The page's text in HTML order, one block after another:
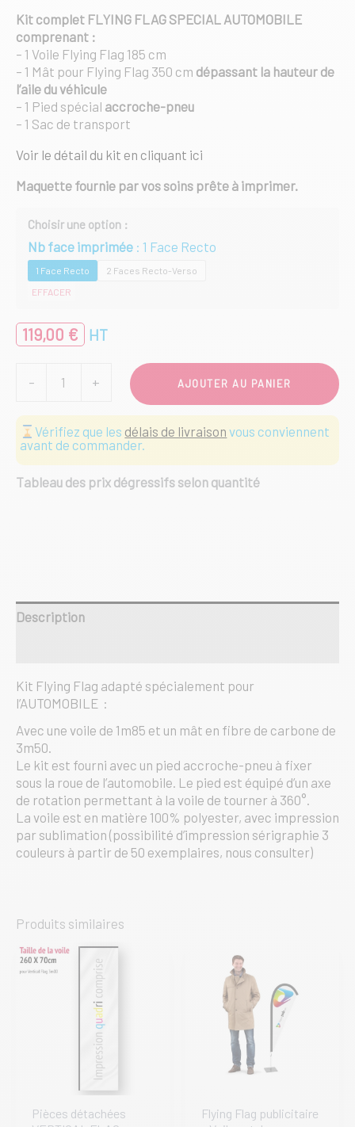
Kit complet FLYING FLAG SPECIAL AUTOMOBILE
comprenant :
– 1 Voile Flying Flag 185 cm
– 1 Mât pour Flying Flag 350 cm dépassant la hauteur de
l’aile du véhicule
– 1 Pied spécial accroche-pneu
– 1 Sac de transport
Voir le détail du kit en cliquant ici
Maquette fournie par vos soins prête à imprimer.
Nb face imprimée 1 Face Recto
1 Face Recto
2 Faces Recto-Verso
EFFACER
119,00 € HT
-
Flying
Flag
garage
auto
185/350
+ AJOUTER AU PANIER
Vérifiez que les délais de livraison vous conviennent
avant de commander.
Tableau des prix dégressifs selon quantité
Description
Kit Flying Flag adapté spécialement pour
l’AUTOMOBILE :
Avec une voile de 1m85 et un mât en fibre de carbone de
3m50.
Le kit est fourni avec un pied accroche-pneu à fixer
sous la roue de l’automobile. Le pied est équipé d’un axe
de rotation permettant à la voile de tourner à 360°.
La voile est en matière 100% polyester, avec impression
par sublimation (possibilité d’impression sérigraphie 3
couleurs à partir de 50 exemplaires, nous consulter)
Produits similaires
Pièces détachées
Flying Flag publicitaire